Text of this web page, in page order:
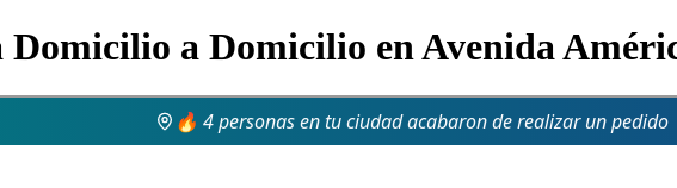
a Domicilio en Avenida